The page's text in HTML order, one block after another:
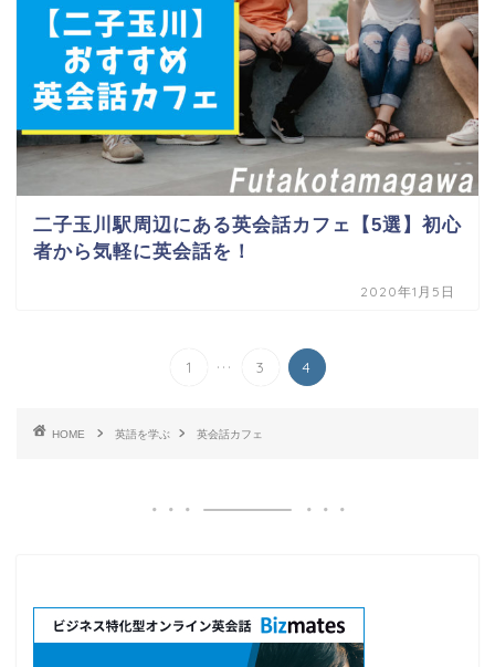
二子玉川駅周辺にある英会話カフェ【5選】初心
者から気軽に英会話を！
2020年1月5日
1 ... 3 4
HOME 英語を学ぶ 英会話カフェ